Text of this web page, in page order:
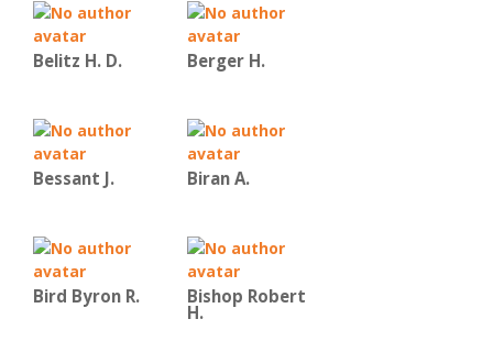
Belitz H. D. Berger H.
Bessant J. Biran A.
Bird Byron R. Bishop Robert
H.